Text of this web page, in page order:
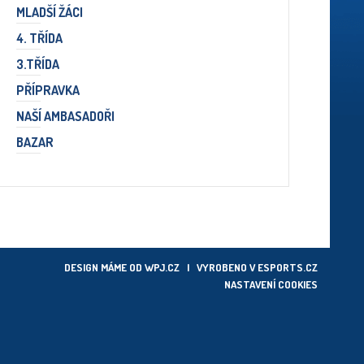
MLADŠÍ ŽÁCI
4. TŘÍDA
3.TŘÍDA
PŘÍPRAVKA
NAŠÍ AMBASADOŘI
BAZAR
DESIGN MÁME OD WPJ.CZ | VYROBENO VESPORTS.CZ
NASTAVENÍ COOKIES